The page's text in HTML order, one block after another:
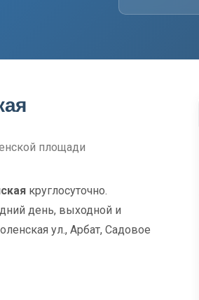
площади
круглосуточно.
день, выходной и
ул., Арбат, Садовое